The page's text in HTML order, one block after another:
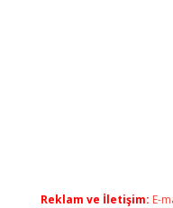
Reklam ve İletişim: E-